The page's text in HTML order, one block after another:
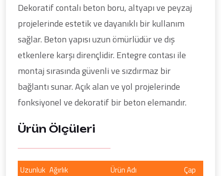
Dekoratif contalı beton boru, altyapı ve peyzaj
projelerinde estetik ve dayanıklı bir kullanım
sağlar. Beton yapısı uzun ömürlüdür ve dış
etkenlere karşı dirençlidir. Entegre contası ile
montaj sırasında güvenli ve sızdırmaz bir
bağlantı sunar. Açık alan ve yol projelerinde
fonksiyonel ve dekoratif bir beton elemandır.
Ürün Ölçüleri
Uzunluk Ağırlık Ürün Adı
Çap